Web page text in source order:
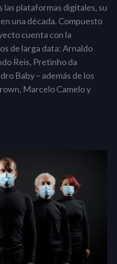
las plataformas digitales, su
una década. Compuesto
cuenta con la
de larga data: Arnaldo
Reis, Pretinho da
Baby – además de los
Marcelo Camelo y